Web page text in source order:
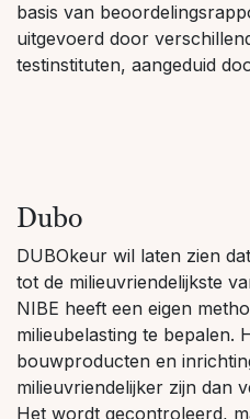
basis van
uitgevoerd door
testinstituten, aangeduid
Dubo
DUBOkeur wil laten zien
tot de milieuvriendelijkste
NIBE heeft een eigen
milieubelasting te bepalen.
bouwproducten en
milieuvriendelijker zijn dan
Het wordt gecontroleerd,